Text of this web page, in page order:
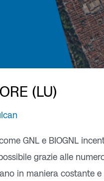
(LU)
GNL e BIOGNL
grazie alle
in maniera costante e